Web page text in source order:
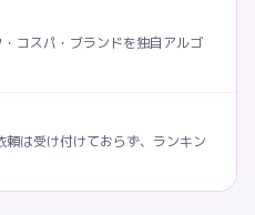
コスパ・ブランドを独自アルゴ
頼は受け付けておらず、ランキン